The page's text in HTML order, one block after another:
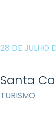
28 DE JULHO
Santa
TURISMO